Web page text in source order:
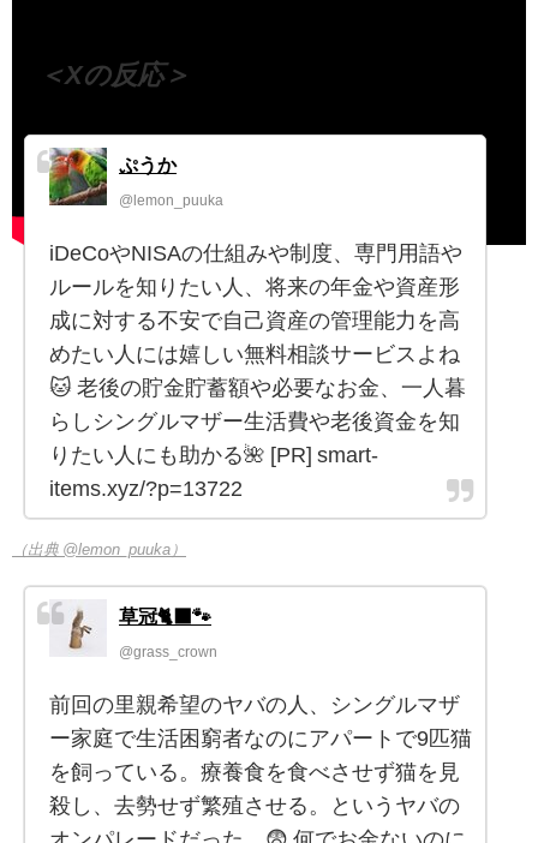
＜Xの反応＞
ぷうか
@lemon_puuka
iDeCoやNISAの仕組みや制度、専門用語や
ルールを知りたい人、将来の年金や資産形
成に対する不安で自己資産の管理能力を高
めたい人には嬉しい無料相談サービスよね
🐱 老後の貯金貯蓄額や必要なお金、一人暮
らしシングルマザー生活費や老後資金を知
りたい人にも助かる🌺 [PR] smart-
items.xyz/?p=13722
（出典 @lemon_puuka）
草冠🐈‍⬛🐾
@grass_crown
前回の里親希望のヤバの人、シングルマザ
ー家庭で生活困窮者なのにアパートで9匹猫
を飼っている。療養食を食べさせず猫を見
殺し、去勢せず繁殖させる。というヤバの